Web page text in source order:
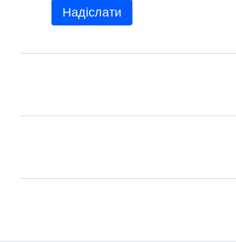
Надіслати